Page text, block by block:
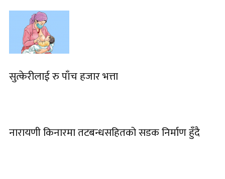
सुत्केरीलाई रु पाँच हजार भत्ता
नारायणी किनारमा तटबन्धसहितको सडक निर्माण हुँदै